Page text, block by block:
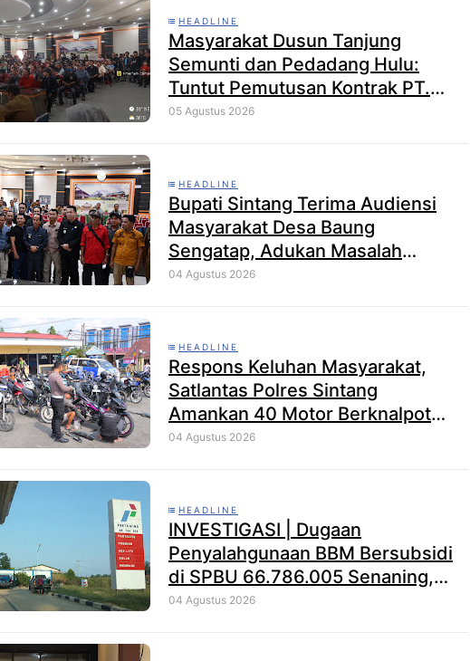
HEADLINE
Masyarakat Dusun Tanjung
Semunti dan Pedadang Hulu:
Tuntut Pemutusan Kontrak PT.
Satya Nusa Indah Perkasa
05 Agustus 2026
HEADLINE
Bupati Sintang Terima Audiensi
Masyarakat Desa Baung
Sengatap, Adukan Masalah
Dengan Investor Perkebunan
04 Agustus 2026
HEADLINE
Respons Keluhan Masyarakat,
Satlantas Polres Sintang
Amankan 40 Motor Berknalpot
Brong dalam Strong Point Pagi
04 Agustus 2026
HEADLINE
INVESTIGASI | Dugaan
Penyalahgunaan BBM Bersubsidi
di SPBU 66.786.005 Senaning,
APH Jangan Tutup Mata, BPH
04 Agustus 2026